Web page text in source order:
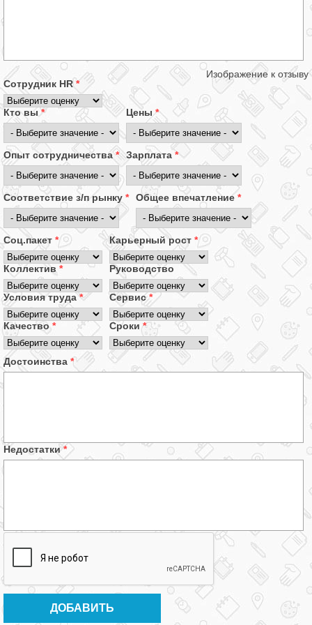
Изображение к отзыву
Сотрудник HR *
Кто вы* Цены*
Опыт сотрудничества* Зарплата *
Соответствие з/п рынку * Общее впечатление *
Соц.пакет * Карьерный рост *
Коллектив * Руководство
Условия труда* Сервис*
Качество * Сроки *
Достоинства *
Недостатки*